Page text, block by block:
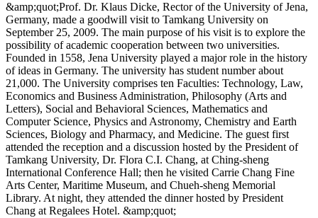
&amp;quot;Prof. Dr. Klaus Dicke, Rector of the University of Jena,
Germany, made a goodwill visit to Tamkang University on
September 25, 2009. The main purpose of his visit is to explore the
possibility of academic cooperation between two universities.
Founded in 1558, Jena University played a major role in the history
of ideas in Germany. The university has student number about
21,000. The University comprises ten Faculties: Technology, Law,
Economics and Business Administration, Philosophy (Arts and
Letters), Social and Behavioral Sciences, Mathematics and
Computer Science, Physics and Astronomy, Chemistry and Earth
Sciences, Biology and Pharmacy, and Medicine. The guest first
attended the reception and a discussion hosted by the President of
Tamkang University, Dr. Flora C.I. Chang, at Ching-sheng
International Conference Hall; then he visited Carrie Chang Fine
Arts Center, Maritime Museum, and Chueh-sheng Memorial
Library. At night, they attended the dinner hosted by President
Chang at Regalees Hotel. &amp;quot;